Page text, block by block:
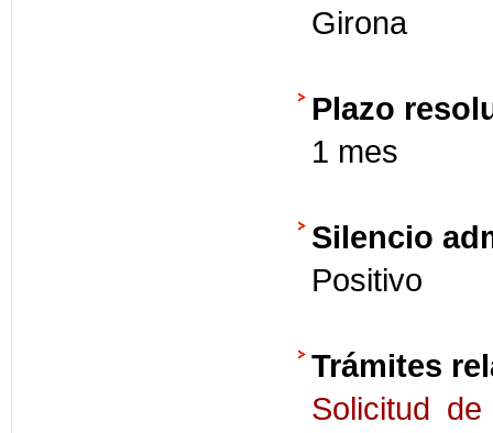
Girona
Plazo
1 mes
Silencio
Positivo
Trámites
Solicitud